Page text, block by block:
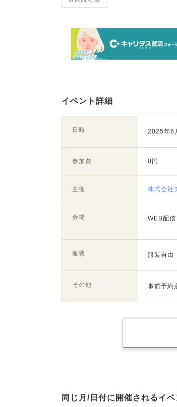
イベント詳細
日時 2025年6
参加費 0円
主催 株式会社
会場 WEB配
服装 服装自由
その他 事前予約
同じ月/日付に開催されるイ